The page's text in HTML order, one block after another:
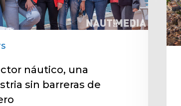
náutico, una
sin barreras de